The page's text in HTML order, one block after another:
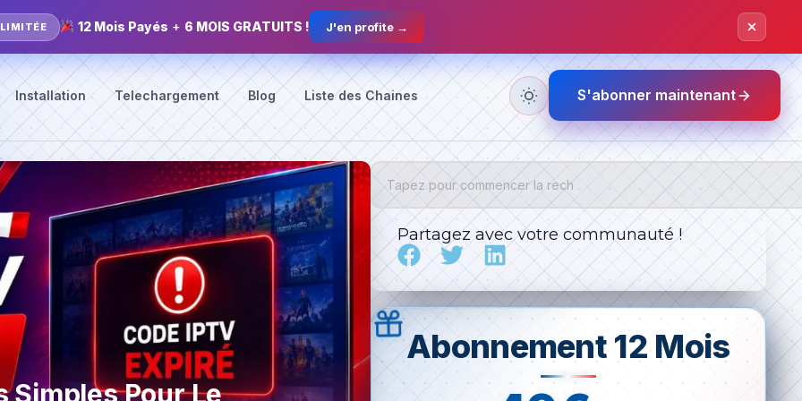
LIMITÉE 12 Mois Payés + 6 MOIS GRATUITS ! J'en profite →
Installation Telechargement Blog Liste des Chaines S'abonner maintenant
Simples Pour Le
Partagez avec votre communauté !
Abonnement 12 Mois